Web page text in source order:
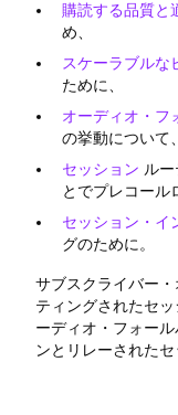
購読する品質と
め、
スケーラブルな
ために、
オーディオ・フ
の挙動について、
セッション ル
とでプレコール
セッション・イ
グのために。
サブスクライバー
ティングされたセ
ーディオ・フォー
ンとリレーされた